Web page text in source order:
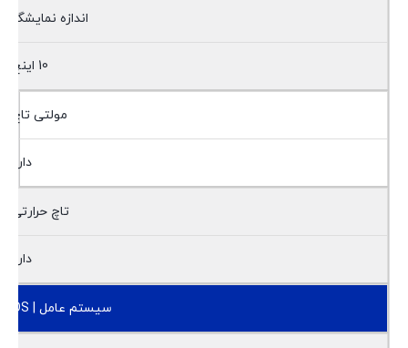
اندازه نمایشگر
10 اینچ
مولتی تاچ
دارد
تاچ حرارتی
دارد
سیستم عامل | OS